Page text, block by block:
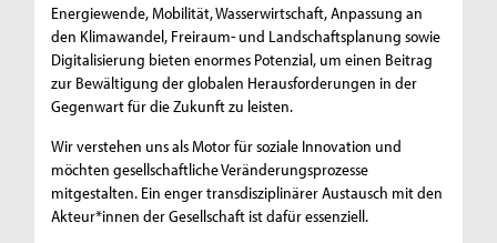
Energiewende, Mobilität, Wasserwirtschaft, Anpassung an
den Klimawandel, Freiraum- und Landschaftsplanung sowie
Digitalisierung bieten enormes Potenzial, um einen Beitrag
zur Bewältigung der globalen Herausforderungen in der
Gegenwart für die Zukunft zu leisten.
Wir verstehen uns als Motor für soziale Innovation und
möchten gesellschaftliche Veränderungsprozesse
mitgestalten. Ein enger transdisziplinärer Austausch mit den
Akteur*innen der Gesellschaft ist dafür essenziell.